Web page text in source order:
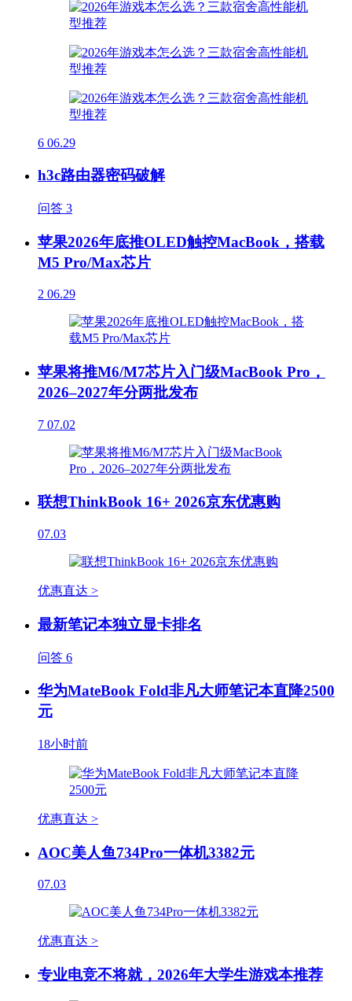
6 06.29
h3c路由器密码破解
问答 3
苹果2026年底推OLED触控MacBook，搭载
M5 Pro/Max芯片
2 06.29
苹果将推M6/M7芯片入门级MacBook Pro，
2026–2027年分两批发布
7 07.02
联想ThinkBook 16+ 2026京东优惠购
07.03
优惠直达 >
最新笔记本独立显卡排名
问答 6
华为MateBook Fold非凡大师笔记本直降2500
元
18小时前
优惠直达 >
AOC美人鱼734Pro一体机3382元
07.03
优惠直达 >
专业电竞不将就，2026年大学生游戏本推荐